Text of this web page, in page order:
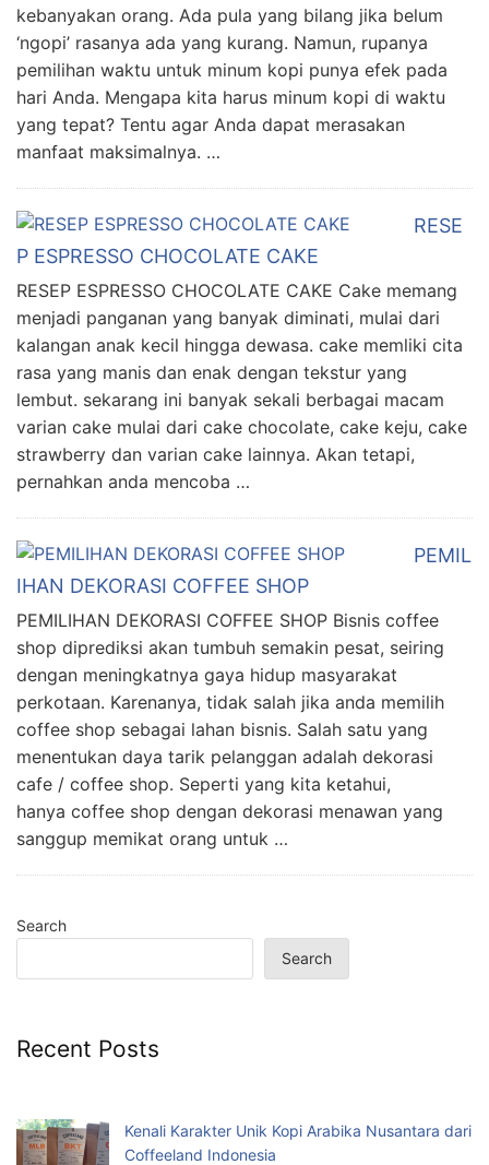
kebanyakan orang. Ada pula yang bilang jika belum
‘ngopi’ rasanya ada yang kurang. Namun, rupanya
pemilihan waktu untuk minum kopi punya efek pada
hari Anda. Mengapa kita harus minum kopi di waktu
yang tepat? Tentu agar Anda dapat merasakan
manfaat maksimalnya. …
RESE
P ESPRESSO CHOCOLATE CAKE
RESEP ESPRESSO CHOCOLATE CAKE Cake memang
menjadi panganan yang banyak diminati, mulai dari
kalangan anak kecil hingga dewasa. cake memliki cita
rasa yang manis dan enak dengan tekstur yang
lembut. sekarang ini banyak sekali berbagai macam
varian cake mulai dari cake chocolate, cake keju, cake
strawberry dan varian cake lainnya. Akan tetapi,
pernahkan anda mencoba …
PEMIL
IHAN DEKORASI COFFEE SHOP
PEMILIHAN DEKORASI COFFEE SHOP Bisnis coffee
shop diprediksi akan tumbuh semakin pesat, seiring
dengan meningkatnya gaya hidup masyarakat
perkotaan. Karenanya, tidak salah jika anda memilih
coffee shop sebagai lahan bisnis. Salah satu yang
menentukan daya tarik pelanggan adalah dekorasi
cafe / coffee shop. Seperti yang kita ketahui,
hanya coffee shop dengan dekorasi menawan yang
sanggup memikat orang untuk …
Search
Search
Recent Posts
Kenali Karakter Unik Kopi Arabika Nusantara dari
Coffeeland Indonesia